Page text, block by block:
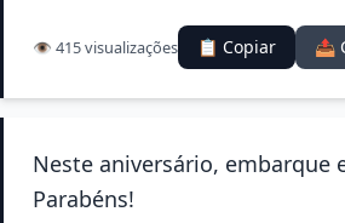
👁️ 415 visualizações 📋 Copiar 📤
Neste aniversário, embarque
Parabéns!